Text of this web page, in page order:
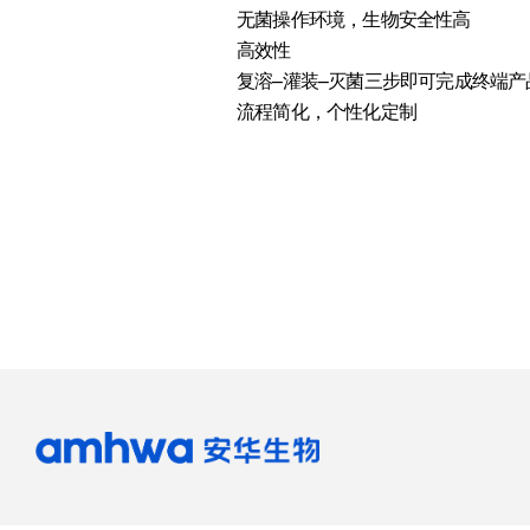
无菌操作环境，生物安全性高
高效性
复溶–灌装–灭菌三步即可完成终端
流程简化，个性化定制